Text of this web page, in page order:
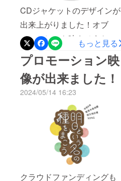
CDジャケットのデザインが
出来上がりました！オブ
ジェとしても映えそうなデ
ザイン！デザインは藤沼重
人君。イラストはペイント
アーティストのさとうたけ
し君。
もっと見る
プロモーション映
像が出来ました！
2024/05/14 16:23
クラウドファンディングも